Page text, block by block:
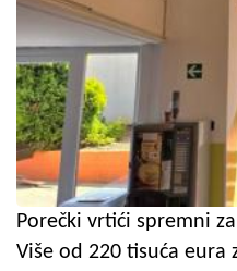
Porečki vrtići spremni
Više od 220 tisuća